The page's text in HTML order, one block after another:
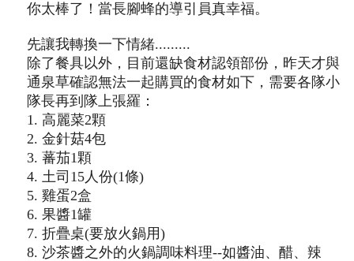
你太棒了！當長腳蜂的導引員真幸福。
先讓我轉換一下情緒.........
除了餐具以外，目前還缺食材認領部份，昨天才與
通泉草確認無法一起購買的食材如下，需要各隊小
隊長再到隊上張羅：
1. 高麗菜2顆
2. 金針菇4包
3. 蕃茄1顆
4. 土司15人份(1條)
5. 雞蛋2盒
6. 果醬1罐
7. 折疊桌(要放火鍋用)
8. 沙茶醬之外的火鍋調味料理--如醬油、醋、辣